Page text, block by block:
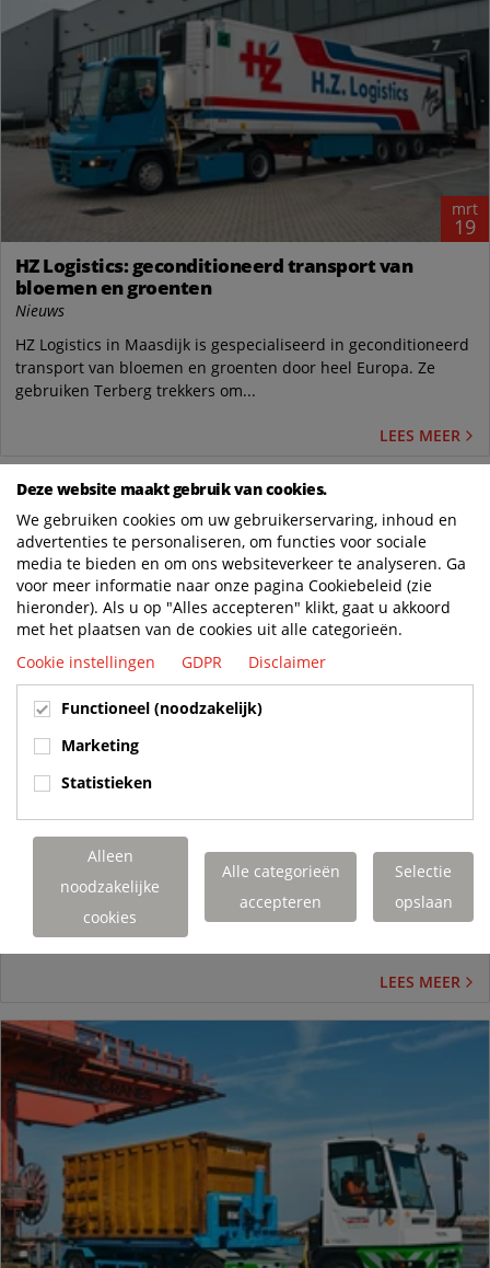
mrt
19
HZ Logistics: geconditioneerd transport van
bloemen en groenten
Nieuws
HZ Logistics in Maasdijk is gespecialiseerd in geconditioneerd
transport van bloemen en groenten door heel Europa. Ze
gebruiken Terberg trekkers om...
LEES MEER
Nieuwe Terberg-trekkers in El Salvador
De bedrijfsvoering van Union Portuaria del Pacífico in twee
havens, Acajutla en La Unión, werd beperkt door het interne
transport. Dit is opgelost...
LEES MEER
Deze website maakt gebruik van cookies.
We gebruiken cookies om uw gebruikerservaring, inhoud en
advertenties te personaliseren, om functies voor sociale
media te bieden en om ons websiteverkeer te analyseren. Ga
voor meer informatie naar onze pagina Cookiebeleid (zie
hieronder). Als u op "Alles accepteren" klikt, gaat u akkoord
met het plaatsen van de cookies uit alle categorieën.
Cookie instellingen
GDPR Disclaimer
Functioneel (noodzakelijk)
Marketing
Statistieken
Alleen
noodzakelijke
cookies
Alle categorieën
accepteren
Selectie
opslaan